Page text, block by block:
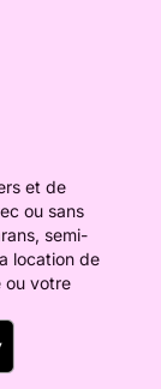
et de
ou sans
semi-
location de
ou votre